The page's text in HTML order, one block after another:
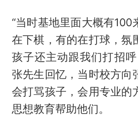
“当时基地里面大概有100
在下棋，有的在打球，氛
孩子还主动跟我们打招
张先生回忆，当时校方向
会打骂孩子，会用专业的
思想教育帮助他们。